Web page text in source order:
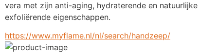
vera met zijn anti-aging, hydraterende en natuurlijke
exfoliërende eigenschappen.
https://www.myflame.nl/nl/search/handzeep/